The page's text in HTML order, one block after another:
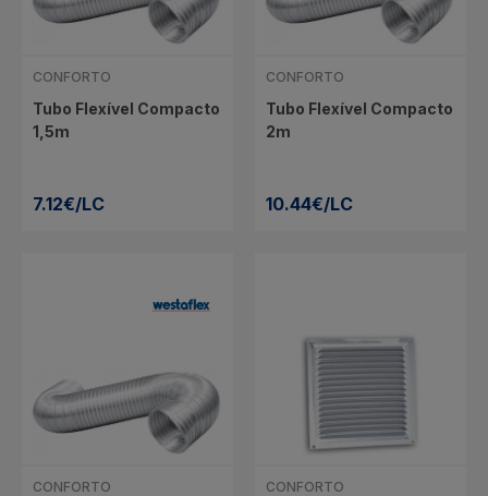
CONFORTO
Tubo Flexível Compacto
1,5m
7.12€/LC
CONFORTO
Tubo Flexível Compacto
2m
10.44€/LC
CONFORTO CONFORTO